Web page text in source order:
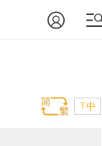
T中